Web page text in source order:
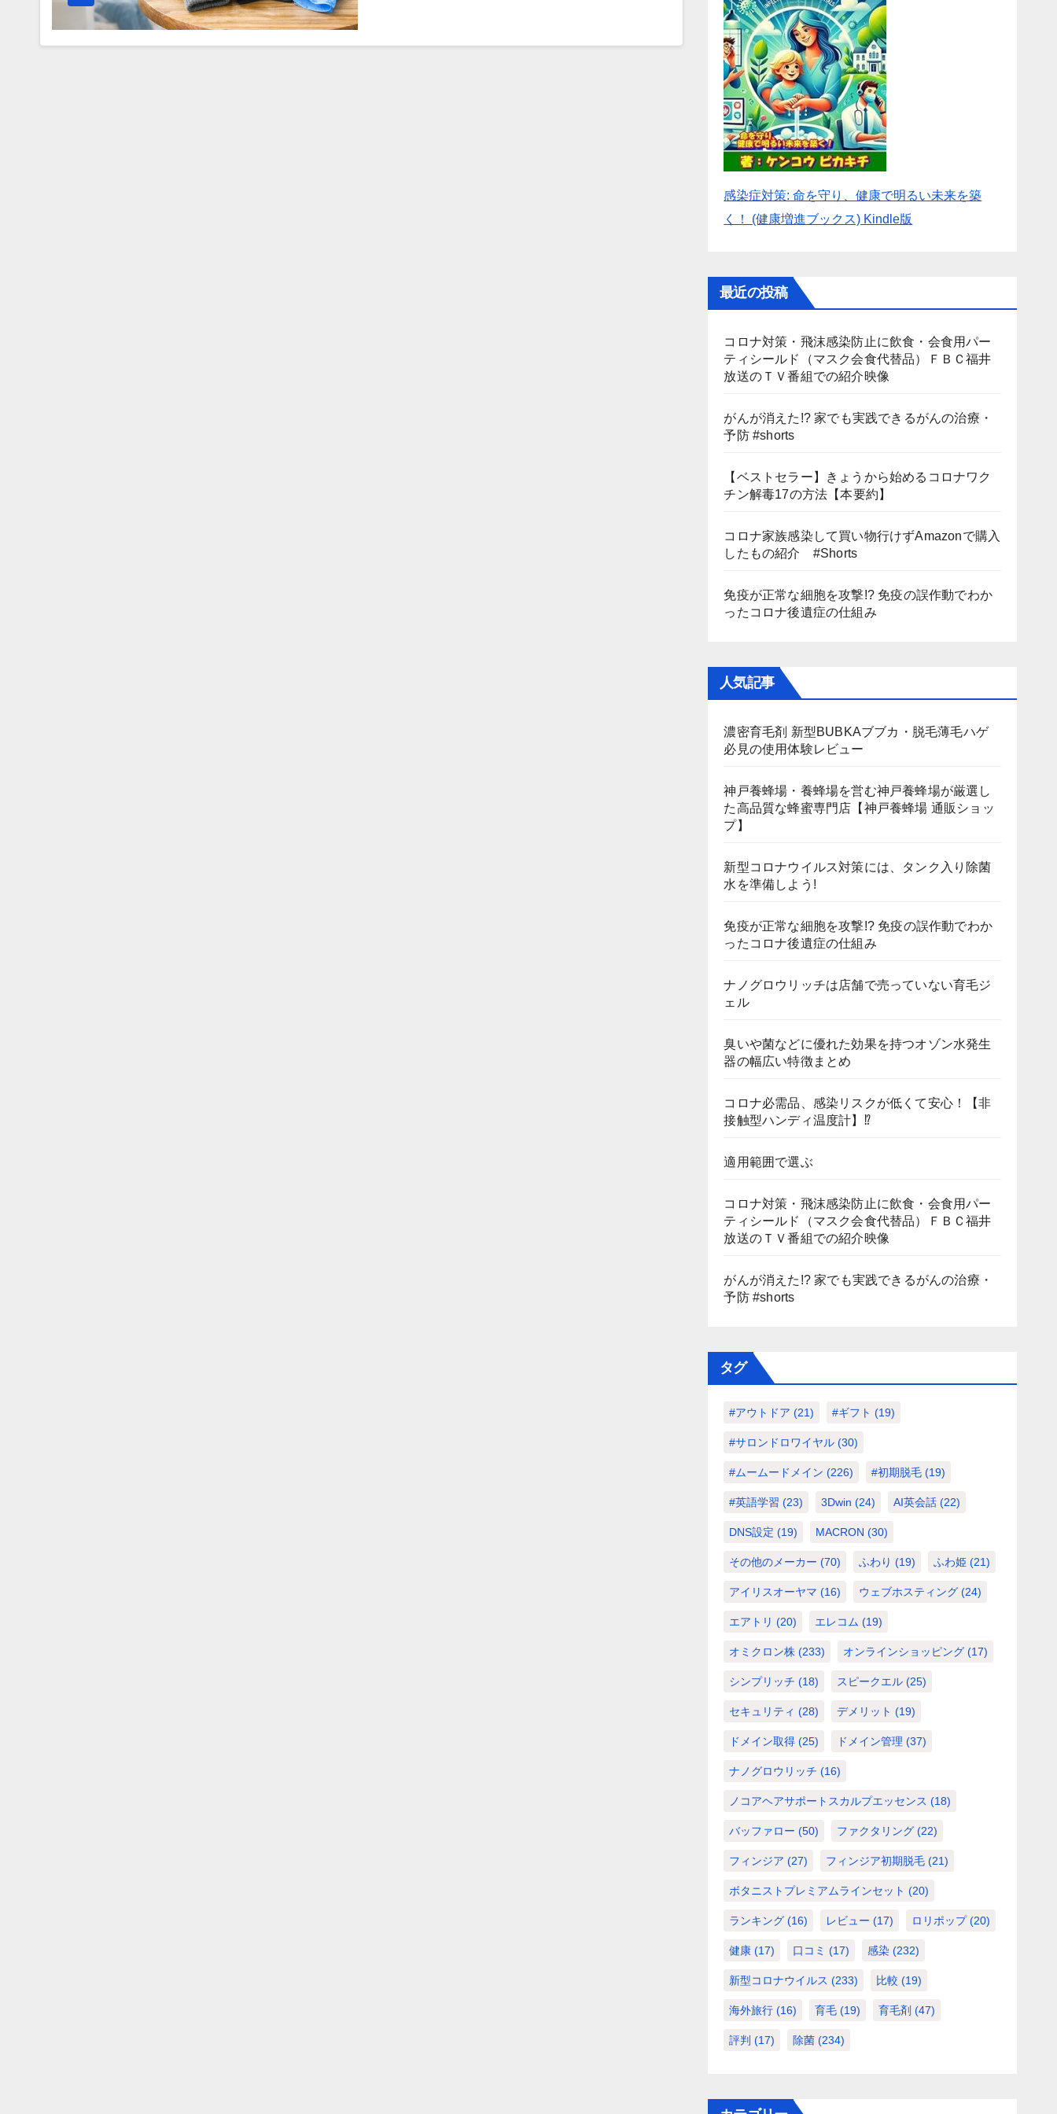
感染症対策: 命を守り、健康で明るい未来を築
く！ (健康増進ブックス) Kindle版
最近の投稿
コロナ対策・飛沫感染防止に飲食・会食用パー
ティシールド（マスク会食代替品）ＦＢＣ福井
放送のＴＶ番組での紹介映像
がんが消えた!? 家でも実践できるがんの治療・
予防 #shorts
【ベストセラー】きょうから始めるコロナワク
チン解毒17の方法【本要約】
コロナ家族感染して買い物行けずAmazonで購入
したもの紹介 #Shorts
免疫が正常な細胞を攻撃!? 免疫の誤作動でわか
ったコロナ後遺症の仕組み
人気記事
濃密育毛剤 新型BUBKAブブカ・脱毛薄毛ハゲ
必見の使用体験レビュー
神戸養蜂場・養蜂場を営む神戸養蜂場が厳選し
た高品質な蜂蜜専門店【神戸養蜂場 通販ショッ
プ】
新型コロナウイルス対策には、タンク入り除菌
水を準備しよう!
免疫が正常な細胞を攻撃!? 免疫の誤作動でわか
ったコロナ後遺症の仕組み
ナノグロウリッチは店舗で売っていない育毛ジ
ェル
臭いや菌などに優れた効果を持つオゾン水発生
器の幅広い特徴まとめ
コロナ必需品、感染リスクが低くて安心！【非
接触型ハンディ温度計】⁉
適用範囲で選ぶ
コロナ対策・飛沫感染防止に飲食・会食用パー
ティシールド（マスク会食代替品）ＦＢＣ福井
放送のＴＶ番組での紹介映像
がんが消えた!? 家でも実践できるがんの治療・
予防 #shorts
タグ
#アウトドア (21) #ギフト (19)
#サロンドロワイヤル (30)
#ムームードメイン (226) #初期脱毛 (19)
#英語学習 (23) 3Dwin (24) AI英会話 (22)
DNS設定 (19) MACRON (30)
その他のメーカー (70) ふわり (19) ふわ姫 (21)
アイリスオーヤマ (16) ウェブホスティング (24)
エアトリ (20) エレコム (19)
オミクロン株 (233) オンラインショッピング (17)
シンプリッチ (18) スピークエル (25)
セキュリティ (28) デメリット (19)
ドメイン取得 (25) ドメイン管理 (37)
ナノグロウリッチ (16)
ノコアヘアサポートスカルプエッセンス (18)
バッファロー (50) ファクタリング (22)
フィンジア (27) フィンジア初期脱毛 (21)
ボタニストプレミアムラインセット (20)
ランキング (16) レビュー (17) ロリポップ(20)
健康 (17) 口コミ (17) 感染 (232)
新型コロナウイルス (233) 比較 (19)
海外旅行 (16) 育毛 (19) 育毛剤 (47)
評判 (17) 除菌 (234)